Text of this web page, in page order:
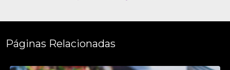
Páginas Relacionadas